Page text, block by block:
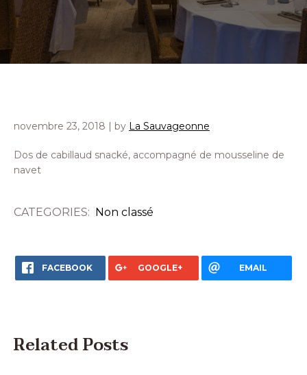
novembre 23, 2018 | by La Sauvageonne
Dos de cabillaud snacké, accompagné de mousseline de
navet
CATEGORIES: Non classé
FACEBOOK GOOGLE+ EMAIL
Related Posts